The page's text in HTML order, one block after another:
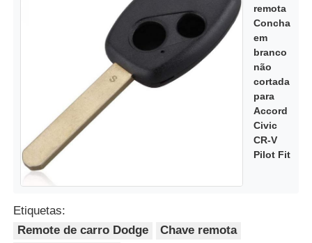
remota
Concha
em
branco
não
cortada
para
Accord
Civic
CR-V
Pilot Fit
Etiquetas:
Remote de carro Dodge
Chave remota